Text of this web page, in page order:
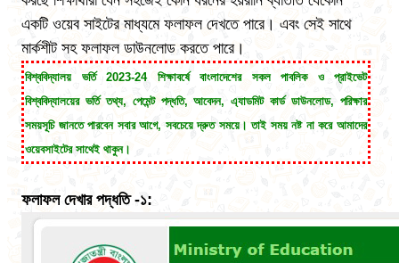
একটি ওয়েব সাইটের মাধ্যমে ফলাফল দেখতে পারে। এবং সেই সাথে
মার্কশীট সহ ফলাফল ডাউনলোড করতে পারে।
বিশ্ববিদ্যালয় ভর্তি 2023-24 শিক্ষাবর্ষে বাংলাদেশের সকল পাবলিক ও প্রাইভেট
বিশ্ববিদ্যালয়ের ভর্তি তথ্য, পেমেন্ট পদ্ধতি, আবেদন, এ্যাডমিট কার্ড ডাউনলোড, পরিক্ষার
সময়সূচি জানতে পারবেন সবার আগে, সবচেয়ে দ্রুত সময়ে। তাই সময় নষ্ট না করে আমাদের
ওয়েবসাইটের সাথেই থাকুন।
ফলাফল দেখার পদ্ধতি -১: